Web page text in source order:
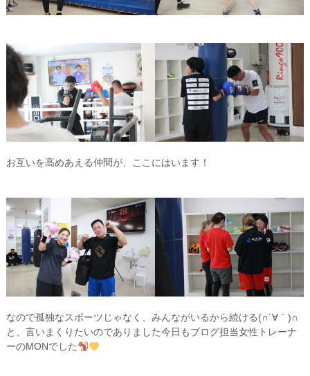
お互いを高めあえる仲間が、ここにはいます！
なので孤独なスポーツじゃなく、みんながいるから続ける(∩´∀｀)∩
と、言いまくりたいのでありました今日もブログ担当女性トレーナ
ーのMONでした